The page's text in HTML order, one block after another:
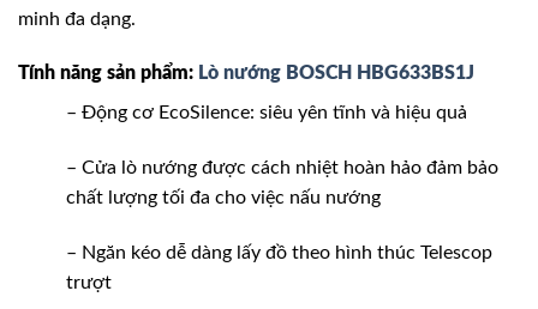
minh đa dạng.
Tính năng sản phẩm: Lò nướng BOSCH HBG633BS1J
– Động cơ EcoSilence: siêu yên tĩnh và hiệu quả
– Cửa lò nướng được cách nhiệt hoàn hảo đảm bảo
chất lượng tối đa cho việc nấu nướng
– Ngăn kéo dễ dàng lấy đồ theo hình thúc Telescop
trượt